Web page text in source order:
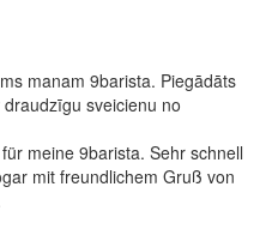
manam 9barista. Piegādāts
sveicienu no
meine 9barista. Sehr schnell
mit freundlichem Gruß von